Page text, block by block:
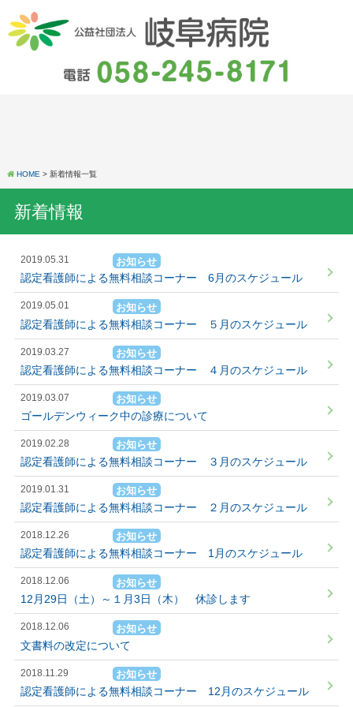
HOME > 新着情報一覧
新着情報
2019.05.31 お知らせ
認定看護師による無料相談コーナー 6月のスケジュール
2019.05.01 お知らせ
認定看護師による無料相談コーナー ５月のスケジュール
2019.03.27 お知らせ
認定看護師による無料相談コーナー ４月のスケジュール
2019.03.07 お知らせ
ゴールデンウィーク中の診療について
2019.02.28 お知らせ
認定看護師による無料相談コーナー ３月のスケジュール
2019.01.31 お知らせ
認定看護師による無料相談コーナー ２月のスケジュール
2018.12.26 お知らせ
認定看護師による無料相談コーナー 1月のスケジュール
2018.12.06 お知らせ
12月29日（土）～１月3日（木） 休診します
2018.12.06 お知らせ
文書料の改定について
2018.11.29 お知らせ
認定看護師による無料相談コーナー 12月のスケジュール